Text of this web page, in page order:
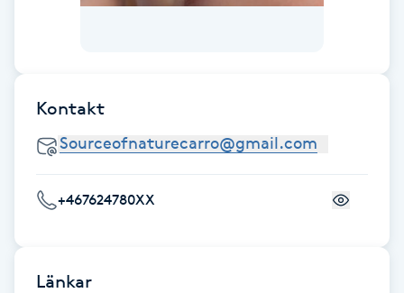
Gruppträning
Gua Sha-massage
Kontakt
+467624780XX
Länkar